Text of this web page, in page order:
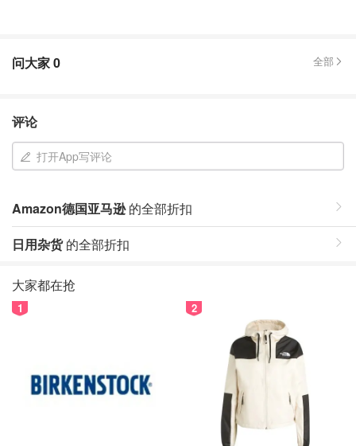
问大家0 全部
评论
打开App写评论
Amazon德国亚马逊的全部折扣
日用杂货的全部折扣
大家都在抢
1 2